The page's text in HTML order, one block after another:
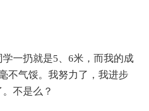
一扔就是5、6米，而我的成
不气馁。我努力了，我进步
不是么？